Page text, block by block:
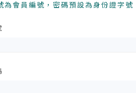
為會員編號，密碼預設為身份證字號